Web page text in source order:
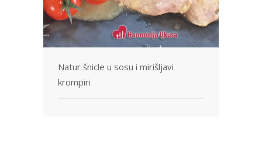
Natur šnicle u sosu i mirišljavi
krompiri